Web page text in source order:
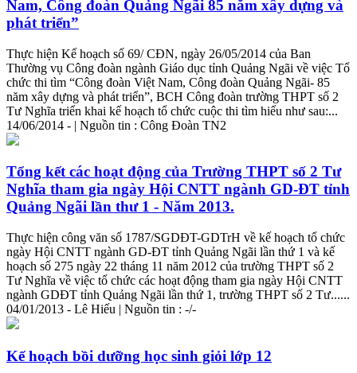
Nam, Công đoàn Quảng Ngãi 85 năm xây dựng và
phát triển”
Thực hiện Kế hoạch số 69/ CĐN, ngày 26/05/2014 của Ban
Thường vụ Công đoàn ngành Giáo dục tỉnh Quảng Ngãi về việc Tổ
chức thi tìm “Công đoàn Việt Nam, Công đoàn Quảng Ngãi- 85
năm xây dựng và phát triển”, BCH Công đoàn trường THPT số 2
Tư Nghĩa triển khai kế hoạch tổ chức cuộc thi tìm hiểu như sau:...
14/06/2014 - | Nguồn tin : Công Đoàn TN2
Tổng kết các hoạt động của Trường THPT số 2 Tư
Nghĩa tham gia ngày Hội CNTT ngành GD-ĐT tỉnh
Quảng Ngãi lần thư 1 - Năm 2013.
Thực hiện công văn số 1787/SGDĐT-GDTrH về kế hoạch tổ chức
ngày Hội CNTT ngành GD-ĐT tỉnh Quảng Ngãi lần thứ 1 và kế
hoạch số 275 ngày 22 tháng 11 năm 2012 của trường THPT số 2
Tư Nghĩa về việc tổ chức các hoạt động tham gia ngày Hội CNTT
ngành GDĐT tỉnh Quảng Ngãi lần thứ 1, trường THPT số 2 Tư......
04/01/2013 - Lê Hiếu | Nguồn tin : -/-
Kế hoạch bồi dưỡng học sinh giỏi lớp 12